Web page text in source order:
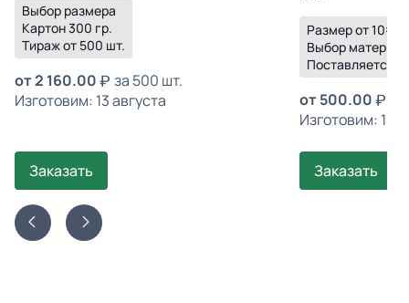
Выбор размера
Картон 300 гр.
Тираж от 500 шт.
от2 160.00
за 500 шт.
Изготовим: 13 августа
Заказать
Размер от
Выбор
Поставляется в
от 500.00
Изготовим: 13
Заказать